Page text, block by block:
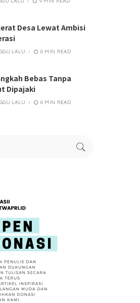
Desa Lewat Ambisi
LALU 6 MIN READ
Bebas Tanpa
Dipajaki
LALU 6 MIN READ